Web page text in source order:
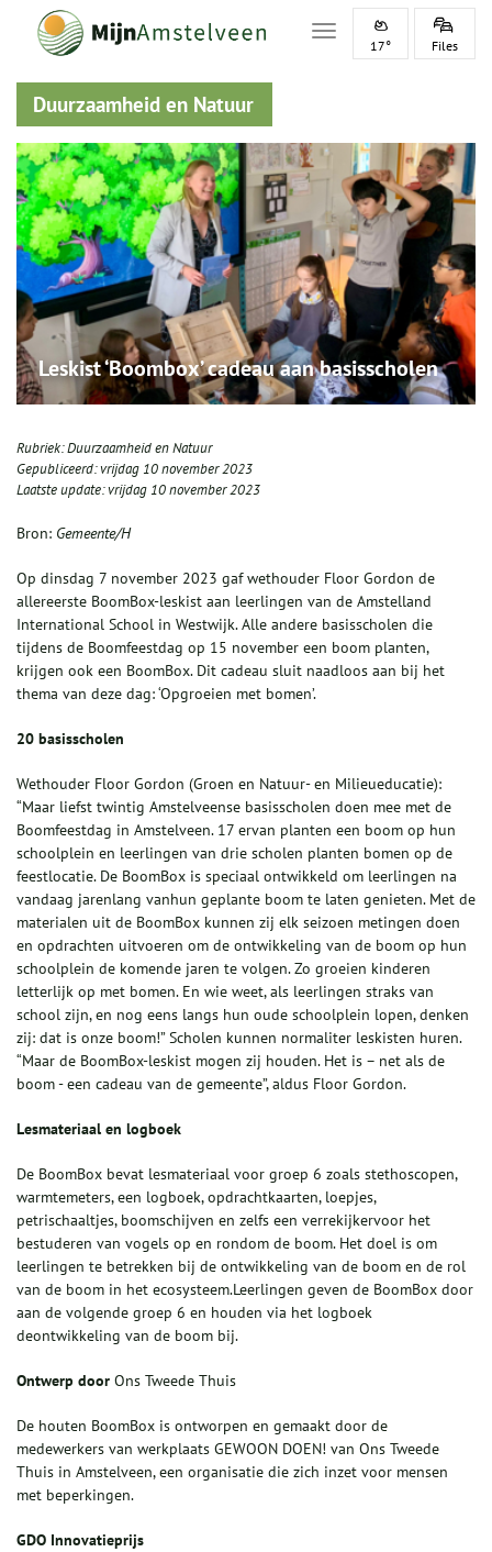
Toggle navigation
17° Files
Duurzaamheid en Natuur
Leskist ‘Boombox’ cadeau aan basisscholen
Rubriek:Duurzaamheid en Natuur
Gepubliceerd:vrijdag 10 november 2023
Laatste update:vrijdag 10 november 2023
Bron: Gemeente/H
Op dinsdag 7 november 2023 gaf wethouder Floor Gordon de
allereerste BoomBox-leskist aan leerlingen van de Amstelland
International School in Westwijk. Alle andere basisscholen die
tijdens de Boomfeestdag op 15 november een boom planten,
krijgen ook een BoomBox. Dit cadeau sluit naadloos aan bij het
thema van deze dag: ‘Opgroeien met bomen’.
20 basisscholen
Wethouder Floor Gordon (Groen en Natuur- en Milieueducatie):
“Maar liefst twintig Amstelveense basisscholen doen mee met de
Boomfeestdag in Amstelveen. 17 ervan planten een boom op hun
schoolplein en leerlingen van drie scholen planten bomen op de
feestlocatie. De BoomBox is speciaal ontwikkeld om leerlingen na
vandaag jarenlang vanhun geplante boom te laten genieten. Met de
materialen uit de BoomBox kunnen zij elk seizoen metingen doen
en opdrachten uitvoeren om de ontwikkeling van de boom op hun
schoolplein de komende jaren te volgen. Zo groeien kinderen
letterlijk op met bomen. En wie weet, als leerlingen straks van
school zijn, en nog eens langs hun oude schoolplein lopen, denken
zij: dat is onze boom!” Scholen kunnen normaliter leskisten huren.
“Maar de BoomBox-leskist mogen zij houden. Het is – net als de
boom - een cadeau van de gemeente”, aldus Floor Gordon.
Lesmateriaal en logboek
De BoomBox bevat lesmateriaal voor groep 6 zoals stethoscopen,
warmtemeters, een logboek, opdrachtkaarten, loepjes,
petrischaaltjes, boomschijven en zelfs een verrekijkervoor het
bestuderen van vogels op en rondom de boom. Het doel is om
leerlingen te betrekken bij de ontwikkeling van de boom en de rol
van de boom in het ecosysteem.Leerlingen geven de BoomBox door
aan de volgende groep 6 en houden via het logboek
deontwikkeling van de boom bij.
Ontwerp door Ons Tweede Thuis
De houten BoomBox is ontworpen en gemaakt door de
medewerkers van werkplaats GEWOON DOEN! van Ons Tweede
Thuis in Amstelveen, een organisatie die zich inzet voor mensen
met beperkingen.
GDO Innovatieprijs